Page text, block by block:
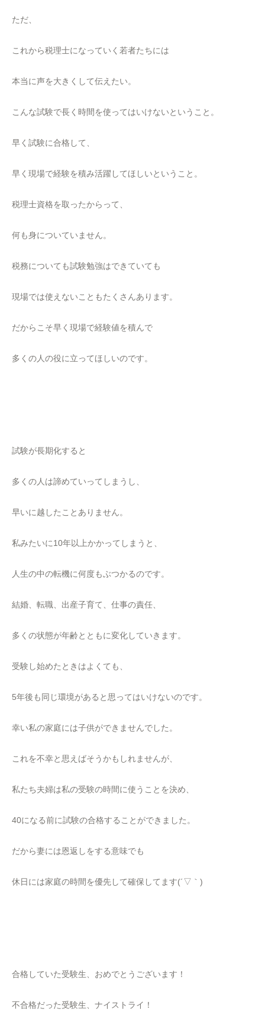
ただ、
これから税理士になっていく若者たちには
本当に声を大きくして伝えたい。
こんな試験で長く時間を使ってはいけないということ。
早く試験に合格して、
早く現場で経験を積み活躍してほしいということ。
税理士資格を取ったからって、
何も身についていません。
税務についても試験勉強はできていても
現場では使えないこともたくさんあります。
だからこそ早く現場で経験値を積んで
多くの人の役に立ってほしいのです。
試験が長期化すると
多くの人は諦めていってしまうし、
早いに越したことありません。
私みたいに10年以上かかってしまうと、
人生の中の転機に何度もぶつかるのです。
結婚、転職、出産子育て、仕事の責任、
多くの状態が年齢とともに変化していきます。
受験し始めたときはよくても、
5年後も同じ環境があると思ってはいけないのです。
幸い私の家庭には子供ができませんでした。
これを不幸と思えばそうかもしれませんが、
私たち夫婦は私の受験の時間に使うことを決め、
40になる前に試験の合格することができました。
だから妻には恩返しをする意味でも
休日には家庭の時間を優先して確保してます(´▽｀)
合格していた受験生、おめでとうございます！
不合格だった受験生、ナイストライ！